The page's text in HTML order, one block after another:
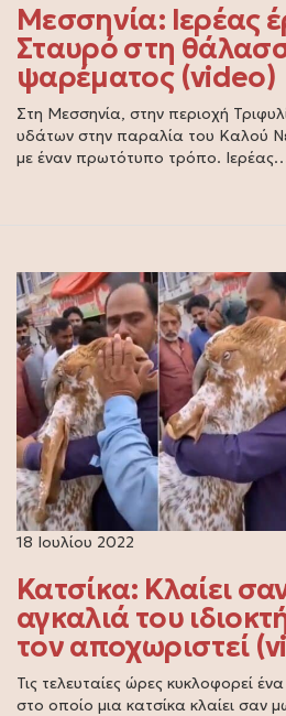
Μεσσηνία: Ιερέας
Σταυρό στη
ψαρέματος (video)
Στη Μεσσηνία, στην περιοχή
υδάτων στην παραλία του Καλού
με έναν πρωτότυπο τρόπο.
18 Ιουλίου 2022
Κατσίκα: Κλαίει
αγκαλιά του
τον αποχωριστεί
Τις τελευταίες ώρες κυκλοφορεί
στο οποίο μια κατσίκα κλαίει σαν